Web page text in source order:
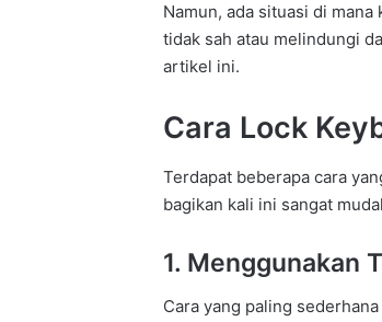
Namun, ada situasi di
tidak sah atau melindungi
artikel ini.
Cara Lock
Terdapat beberapa cara
bagikan kali ini sangat
1. Menggunakan
Cara yang paling